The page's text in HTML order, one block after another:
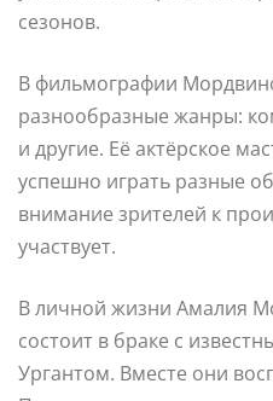
сезонов.
В фильмографии
разнообразные жанры:
и другие. Её актёрское
успешно играть разные
внимание зрителей к
участвует.
В личной жизни Амалия
состоит в браке с
Ургантом. Вместе они